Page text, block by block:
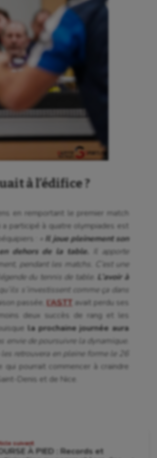
Roller-derby
à l’édifice ?
en remportant le premier match
participé à quatre olympiades est
:
Il joue pleinement son
dehors de la table.
Il apporte
pendant les matchs. C’est une
du tennis de table. L’avoir à
s’investissent comme ça dans
passée, l’ASTT avait perdu ses
deux succès de rang et les
la prochaine journée aura
envie de poursuivre la dynamique.
retrouvera en pleine forme le 26
pourrait commencer à craindre
Denis et de Nice.
suivant
À PIED : Records et